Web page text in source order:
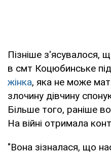
Пізніше з'ясувалося,
в смт Коцюбинське
жінка, яка не може
злочину дівчину
Більше того, раніше
На війні отримала
"Вона зізналася, що